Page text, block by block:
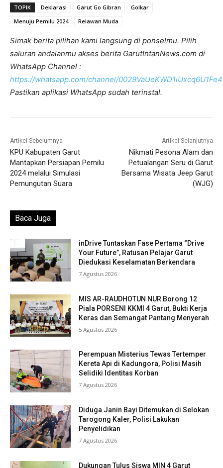
TOPIK Deklarasi Garut Go Gibran
Golkar
Menuju Pemilu 2024
Relawan Muda
Simak berita pilihan kami langsung di ponselmu. Pilih
saluran andalanmu akses berita GarutIntanNews.com di
WhatsApp Channel :
https://whatsapp.com/channel/
Pastikan aplikasi WhatsApp sudah terinstal.
Artikel Sebelumnya
KPU Kabupaten Garut
Mantapkan Persiapan Pemilu
2024 melalui Simulasi
Pemungutan Suara
Artikel Selanjutnya
Nikmati Pesona Alam dan
Petualangan Seru di Garut
Bersama Wisata Jeep Garut
(WJG)
Baca Juga
inDrive Tuntaskan Fase Pertama “Drive
Your Future”, Ratusan Pelajar Garut
Diedukasi Keselamatan Berkendara
7 Agustus 2026
MIS AR-RAUDHOTUN NUR Borong 12
Piala PORSENI KKMI 4 Garut, Bukti Kerja
Keras dan Semangat Pantang Menyerah
5 Agustus 2026
Perempuan Misterius Tewas Tertemper
Kereta Api di Kadungora, Polisi Masih
Selidiki Identitas Korban
7 Agustus 2026
Diduga Janin Bayi Ditemukan di Selokan
Tarogong Kaler, Polisi Lakukan
Penyelidikan
7 Agustus 2026
Dukungan Tulus Siswa MIN 4 Garut